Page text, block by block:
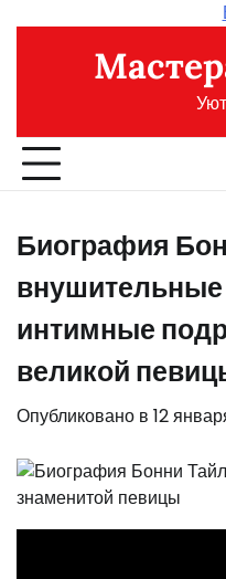
содержимому
Биография
внушительные
интимные
великой
Опубликовано в 12